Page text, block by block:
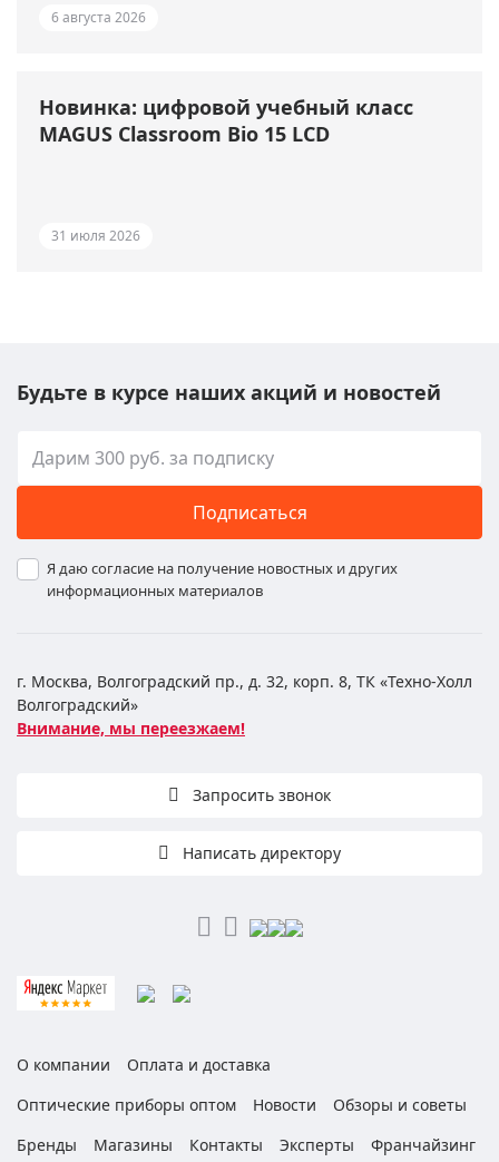
6 августа 2026
Новинка: цифровой учебный класс
MAGUS Classroom Bio 15 LCD
31 июля 2026
Будьте в курсе наших акций и новостей
Подписаться
Я даю согласие на получение новостных и других
информационных материалов
г. Москва, Волгоградский пр., д. 32, корп. 8, ТК «Техно-Холл
Волгоградский»
Внимание, мы переезжаем!
Запросить звонок
Написать директору
О компании
Оплата и доставка
Оптические приборы оптом
Новости
Обзоры и советы
Бренды
Магазины Контакты Эксперты Франчайзинг